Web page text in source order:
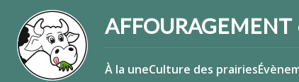
AFFOURAGEMENT
À la uneCulture des prairies